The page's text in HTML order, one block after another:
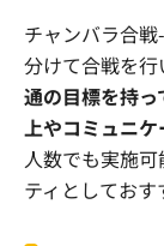
チャンバラ合
分けて合戦を行
通の目標を持
上やコミュニ
人数でも実施
ティとしておす